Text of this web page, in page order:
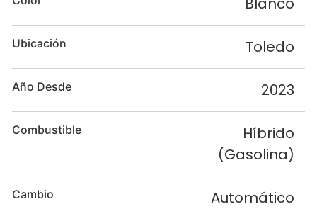
Ubicación Toledo
Año Desde 2023
Combustible
Híbrido
(Gasolina)
Cambio Automático